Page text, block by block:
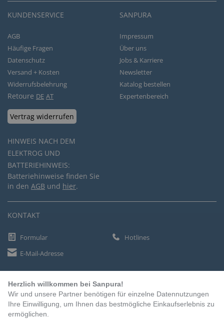
KUNDENSERVICE
AGB
Häufige Fragen
Datenschutz
Versand + Kosten
Widerrufsbelehrung
Retoure DE AT
Vertrag widerrufen
HINWEIS NACH DEM
ELEKTROG UND
BATTERIEHINWEIS:
Batteriehinweise finden Sie
in den AGB und hier.
SANPURA
Impressum
Über uns
Jobs & Karriere
Newsletter
Katalog bestellen
Expertenbereich
KONTAKT
Formular
Hotlines
E-Mail-Adresse
ZAHLUNGSARTEN
Vorkasse
Herzlich willkommen bei Sanpura!
Wir und unsere Partner benötigen für einzelne Datennutzungen
Ihre Einwilligung, um Ihnen das bestmögliche Einkaufserlebnis zu
ermöglichen.